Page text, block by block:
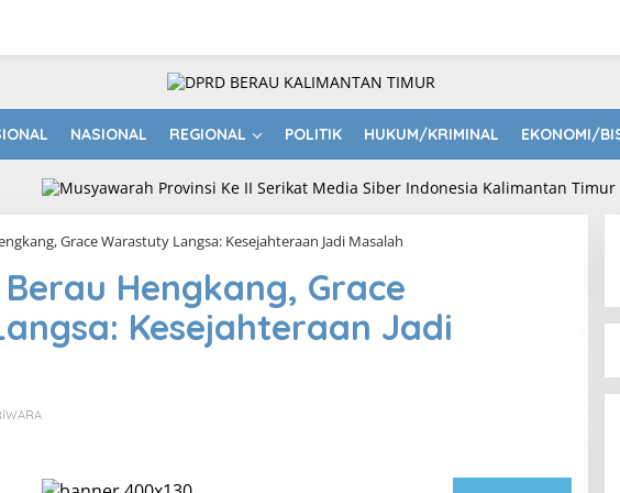
NASIONAL REGIONAL POLITIK HUKUM/KRIMINAL EKONOMI/
Grace Warastuty Langsa: Kesejahteraan Jadi Masalah
Hengkang, Grace
Kesejahteraan Jadi